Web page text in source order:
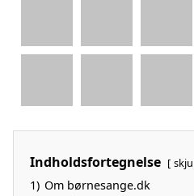
Indholdsfortegnelse
1) Om børnesange.dk